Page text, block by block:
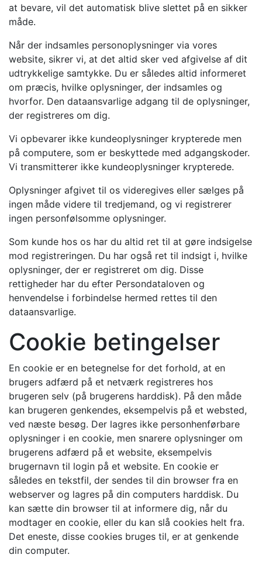
at bevare, vil det automatisk blive slettet på en sikker
måde.
Når der indsamles personoplysninger via vores
website, sikrer vi, at det altid sker ved afgivelse af dit
udtrykkelige samtykke. Du er således altid informeret
om præcis, hvilke oplysninger, der indsamles og
hvorfor. Den dataansvarlige adgang til de oplysninger,
der registreres om dig.
Vi opbevarer ikke kundeoplysninger krypterede men
på computere, som er beskyttede med adgangskoder.
Vi transmitterer ikke kundeoplysninger krypterede.
Oplysninger afgivet til os videregives eller sælges på
ingen måde videre til tredjemand, og vi registrerer
ingen personfølsomme oplysninger.
Som kunde hos os har du altid ret til at gøre indsigelse
mod registreringen. Du har også ret til indsigt i, hvilke
oplysninger, der er registreret om dig. Disse
rettigheder har du efter Persondataloven og
henvendelse i forbindelse hermed rettes til den
dataansvarlige.
Cookie betingelser
En cookie er en betegnelse for det forhold, at en
brugers adfærd på et netværk registreres hos
brugeren selv (på brugerens harddisk). På den måde
kan brugeren genkendes, eksempelvis på et websted,
ved næste besøg. Der lagres ikke personhenførbare
oplysninger i en cookie, men snarere oplysninger om
brugerens adfærd på et website, eksempelvis
brugernavn til login på et website. En cookie er
således en tekstfil, der sendes til din browser fra en
webserver og lagres på din computers harddisk. Du
kan sætte din browser til at informere dig, når du
modtager en cookie, eller du kan slå cookies helt fra.
Det eneste, disse cookies bruges til, er at genkende
din computer.